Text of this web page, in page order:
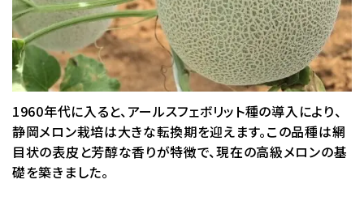
1960年代に入ると、アールスフェボリット種の導入により、
静岡メロン栽培は大きな転換期を迎えます。この品種は網
目状の表皮と芳醇な香りが特徴で、現在の高級メロンの基
礎を築きました。